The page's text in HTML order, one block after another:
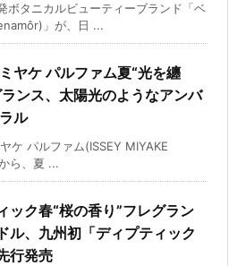
ボタニカルビューティーブランド「ベ
」が、日 ...
ヤケ パルファム夏“光を纏
ランス、太陽光のようなアンバ
ル
ケ パルファム(ISSEY MIYAKE
ら、夏 ...
ック春“桜の香り”フレグラン
ル、九州初「ディプティック
行発売